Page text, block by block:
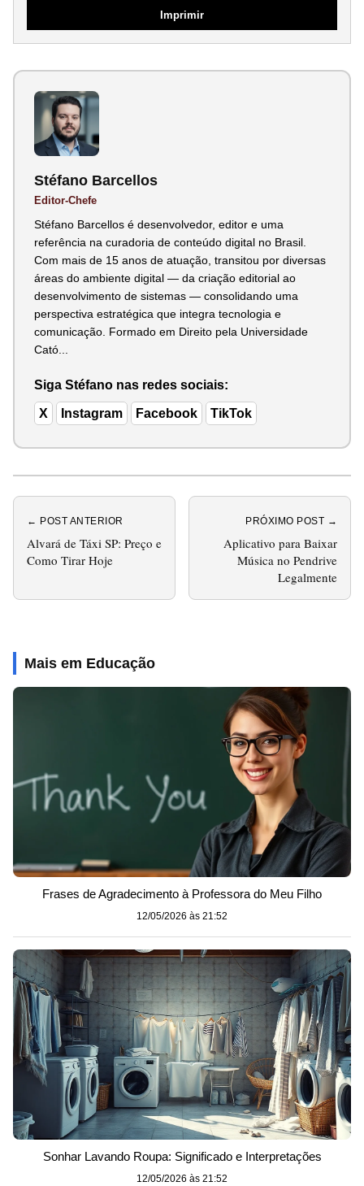
Imprimir
Stéfano Barcellos
Editor-Chefe
Stéfano Barcellos é desenvolvedor, editor e uma
referência na curadoria de conteúdo digital no Brasil.
Com mais de 15 anos de atuação, transitou por diversas
áreas do ambiente digital — da criação editorial ao
desenvolvimento de sistemas — consolidando uma
perspectiva estratégica que integra tecnologia e
comunicação. Formado em Direito pela Universidade
Cató...
Siga Stéfano nas redes sociais:
X Instagram Facebook TikTok
← POST ANTERIOR
Alvará de Táxi SP: Preço e
Como Tirar Hoje
PRÓXIMO POST →
Aplicativo para Baixar
Música no Pendrive
Legalmente
Mais em Educação
Frases de Agradecimento à Professora do Meu Filho
12/05/2026 às 21:52
Sonhar Lavando Roupa: Significado e Interpretações
12/05/2026 às 21:52